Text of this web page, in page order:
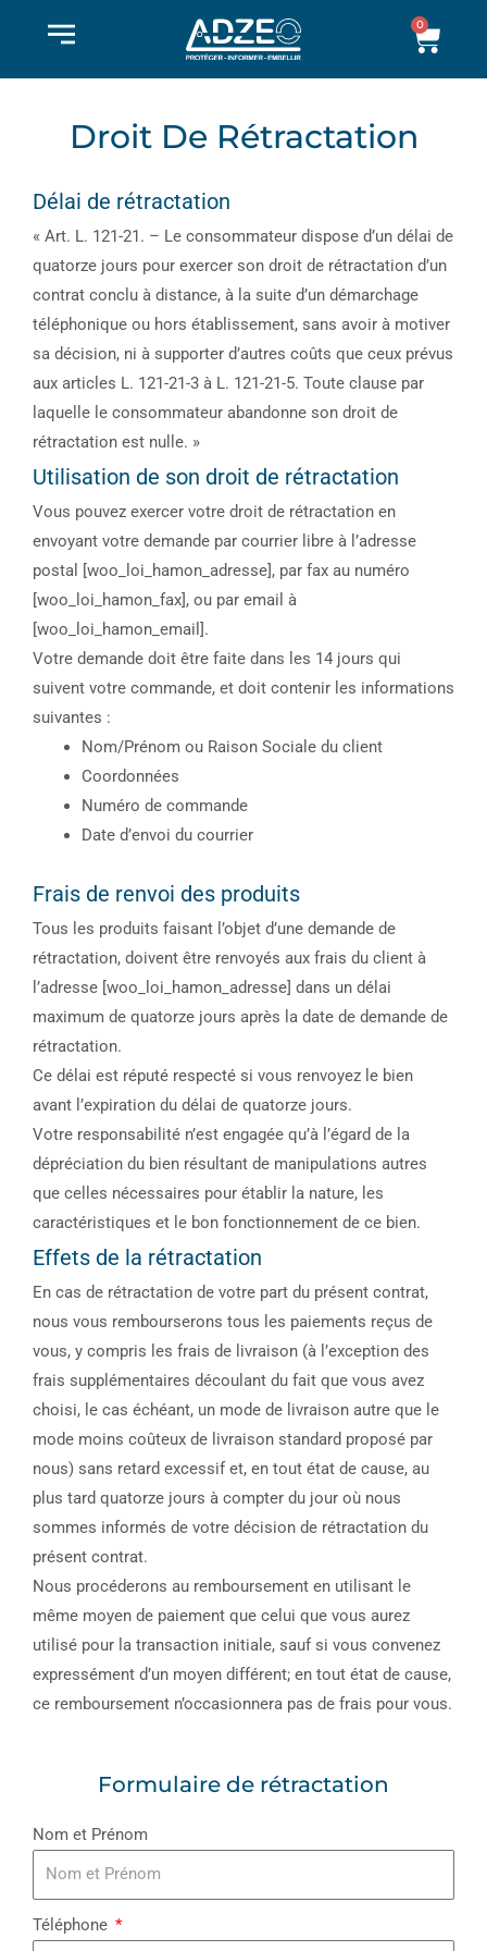
0
Droit De Rétractation
Délai de rétractation
« Art. L. 121-21. – Le consommateur dispose d’un délai de
quatorze jours pour exercer son droit de rétractation d’un
contrat conclu à distance, à la suite d’un démarchage
téléphonique ou hors établissement, sans avoir à motiver
sa décision, ni à supporter d’autres coûts que ceux prévus
aux articles L. 121-21-3 à L. 121-21-5. Toute clause par
laquelle le consommateur abandonne son droit de
rétractation est nulle. »
Utilisation de son droit de rétractation
Vous pouvez exercer votre droit de rétractation en
envoyant votre demande par courrier libre à l’adresse
postal [woo_loi_hamon_adresse], par fax au numéro
[woo_loi_hamon_fax], ou par email à
[woo_loi_hamon_email].
Votre demande doit être faite dans les 14 jours qui
suivent votre commande, et doit contenir les informations
suivantes :
Nom/Prénom ou Raison Sociale du client
Coordonnées
Numéro de commande
Date d’envoi du courrier
Frais de renvoi des produits
Tous les produits faisant l’objet d’une demande de
rétractation, doivent être renvoyés aux frais du client à
l’adresse [woo_loi_hamon_adresse] dans un délai
maximum de quatorze jours après la date de demande de
rétractation.
Ce délai est réputé respecté si vous renvoyez le bien
avant l’expiration du délai de quatorze jours.
Votre responsabilité n’est engagée qu’à l’égard de la
dépréciation du bien résultant de manipulations autres
que celles nécessaires pour établir la nature, les
caractéristiques et le bon fonctionnement de ce bien.
Effets de la rétractation
En cas de rétractation de votre part du présent contrat,
nous vous rembourserons tous les paiements reçus de
vous, y compris les frais de livraison (à l’exception des
frais supplémentaires découlant du fait que vous avez
choisi, le cas échéant, un mode de livraison autre que le
mode moins coûteux de livraison standard proposé par
nous) sans retard excessif et, en tout état de cause, au
plus tard quatorze jours à compter du jour où nous
sommes informés de votre décision de rétractation du
présent contrat.
Nous procéderons au remboursement en utilisant le
même moyen de paiement que celui que vous aurez
utilisé pour la transaction initiale, sauf si vous convenez
expressément d’un moyen différent; en tout état de cause,
ce remboursement n’occasionnera pas de frais pour vous.
Formulaire de rétractation
Nom et Prénom
Téléphone